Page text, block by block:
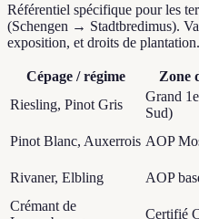
Référentiel spécifique pour les
(Schengen → Stadtbredimus).
exposition, et droits de plantation.
Cépage / régime Zone
Riesling, Pinot Gris
Grand
Sud)
Pinot Blanc, Auxerrois AOP
Rivaner, Elbling
AOP
Crémant de
Certifié